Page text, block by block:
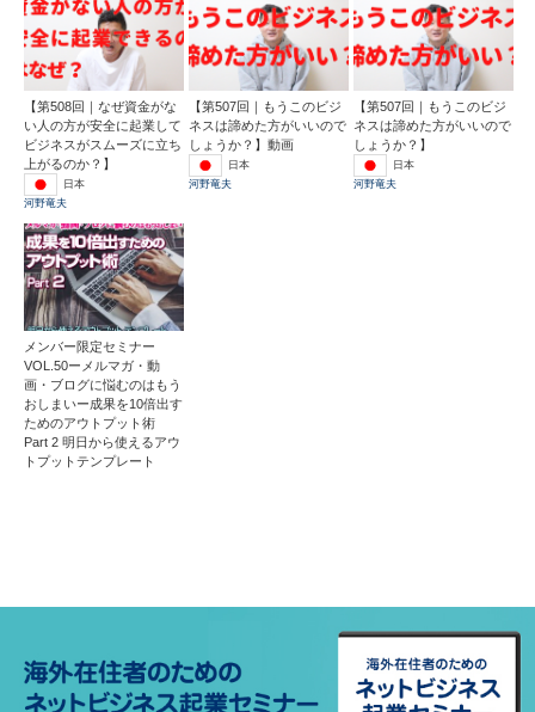
【第508回｜なぜ資金がな
い人の方が安全に起業して
ビジネスがスムーズに立ち
上がるのか？】
日本
河野竜夫
【第507回｜もうこのビジ
ネスは諦めた方がいいので
しょうか？】動画
日本
河野竜夫
【第507回｜もうこのビジ
ネスは諦めた方がいいので
しょうか？】
日本
河野竜夫
メンバー限定セミナー
VOL.50ーメルマガ・動
画・ブログに悩むのはもう
おしまいー成果を10倍出す
ためのアウトプット術
Part 2 明日から使えるアウ
トプットテンプレート